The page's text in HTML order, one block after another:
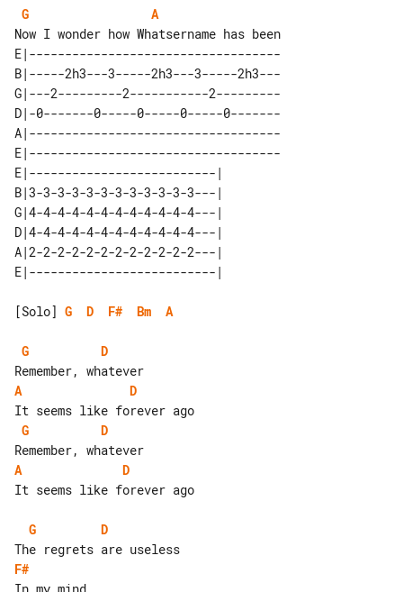
G
A
E|-----------------------------------
B|-----2h3---3-----2h3---3-----2h3---
G|---2---------2-----------2---------
D|-0-------0-----0-----0-----0-------
A|-----------------------------------
E|-----------------------------------
E|--------------------------|
B|3-3-3-3-3-3-3-3-3-3-3-3---|
G|4-4-4-4-4-4-4-4-4-4-4-4---|
D|4-4-4-4-4-4-4-4-4-4-4-4---|
A|2-2-2-2-2-2-2-2-2-2-2-2---|
[Solo] G D F# Bm A
G
D
A
D
G
D
A
D
It seems like forever ago
G
D
F#